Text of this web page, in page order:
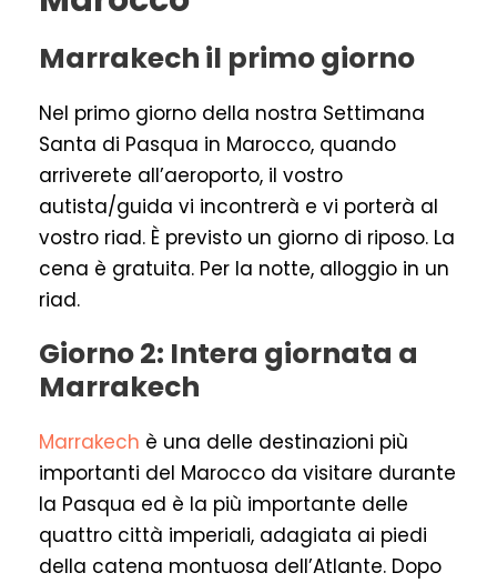
Marrakech il primo giorno
Nel primo giorno della nostra Settimana
Santa di Pasqua in Marocco, quando
arriverete all’aeroporto, il vostro
autista/guida vi incontrerà e vi porterà al
vostro riad. È previsto un giorno di riposo. La
cena è gratuita. Per la notte, alloggio in un
riad.
Giorno 2: Intera giornata a
Marrakech
Marrakech è una delle destinazioni più
importanti del Marocco da visitare durante
la Pasqua ed è la più importante delle
quattro città imperiali, adagiata ai piedi
della catena montuosa dell’Atlante. Dopo